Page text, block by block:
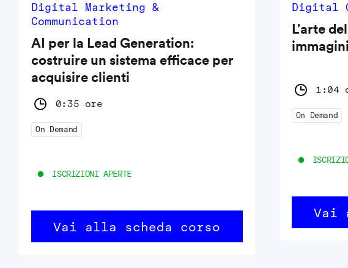
Digital Marketing &
Communication
AI per la Lead Generation:
costruire un sistema efficace per
acquisire clienti
0:35 ore
On Demand
ISCRIZIONI APERTE
Vai alla scheda corso
Digital
L'arte
1:04
On Demand
Vai